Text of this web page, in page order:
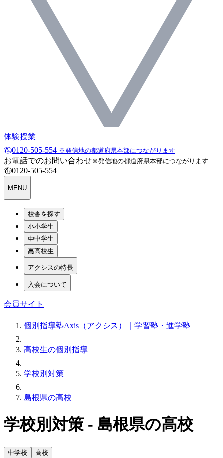
体験授業
0120-505-554 ※発信地の都道府県本部につながります
お電話でのお問い合わせ※発信地の都道府県本部につながります
0120-505-554
MENU
校舎を探す
小学生
中学生
高校生
アクシスの特長
入会について
会員サイト
個別指導塾Axis（アクシス）｜学習塾・進学塾
高校生の個別指導
学校別対策
島根県の高校
学校別対策 - 島根県の高校
中学校 高校